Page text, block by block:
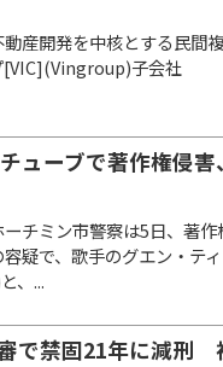
産開発を中核とする民間
[VIC](Vingroup)子会社
ューブで著作権侵害
チミン市警察は5日、著作
疑で、歌手のグエン・テ
、...
で禁固21年に減刑